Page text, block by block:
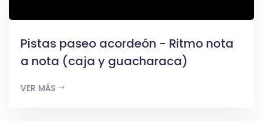
Pistas paseo acordeón - Ritmo nota
a nota (caja y guacharaca)
VER MÁS